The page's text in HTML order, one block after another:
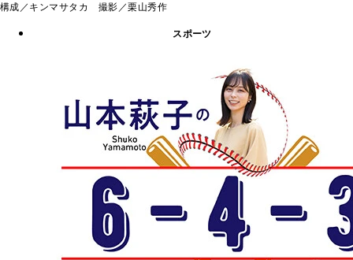
構成／キンマサタカ 撮影／栗山秀作
スポーツ